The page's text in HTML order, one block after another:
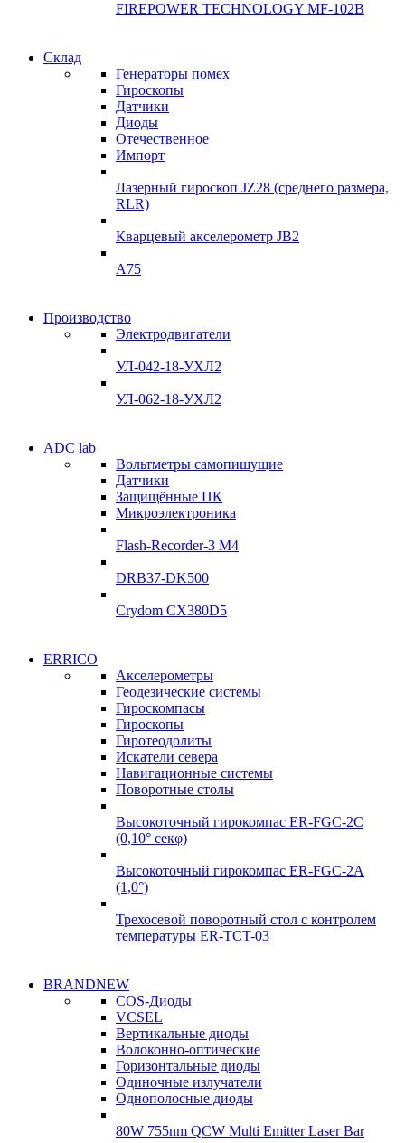
FIREPOWER TECHNOLOGY MF-102B
Склад
Генераторы помех
Гироскопы
Датчики
Диоды
Отечественное
Импорт
Лазерный гироскоп JZ28 (среднего размера,
RLR)
Кварцевый акселерометр JB2
A75
Производство
Электродвигатели
УЛ-042-18-УХЛ2
УЛ-062-18-УХЛ2
УЛ-04 УЛ-06
ADC lab
Вольтметры самопишущие
Датчики
Защищённые ПК
Микроэлектроника
Flash-Recorder-3 М4
DRB37-DK500
Crydom CX380D5
ADClab
ERRICO
Акселерометры
Геодезические системы
Гироскомпасы
Гироскопы
Гиротеодолиты
Искатели севера
Навигационные системы
Поворотные столы
Высокоточный гирокомпас ER-FGC-2C
(0,10° секφ)
Высокоточный гирокомпас ER-FGC-2A
(1,0°)
Трехосевой поворотный стол с контролем
температуры ER-TCT-03
BRANDNEW
COS-Диоды
VCSEL
Вертикальные диоды
Волоконно-оптические
Горизонтальные диоды
Одиночные излучатели
Однополосные диоды
80W 755nm QCW Multi Emitter Laser Bar